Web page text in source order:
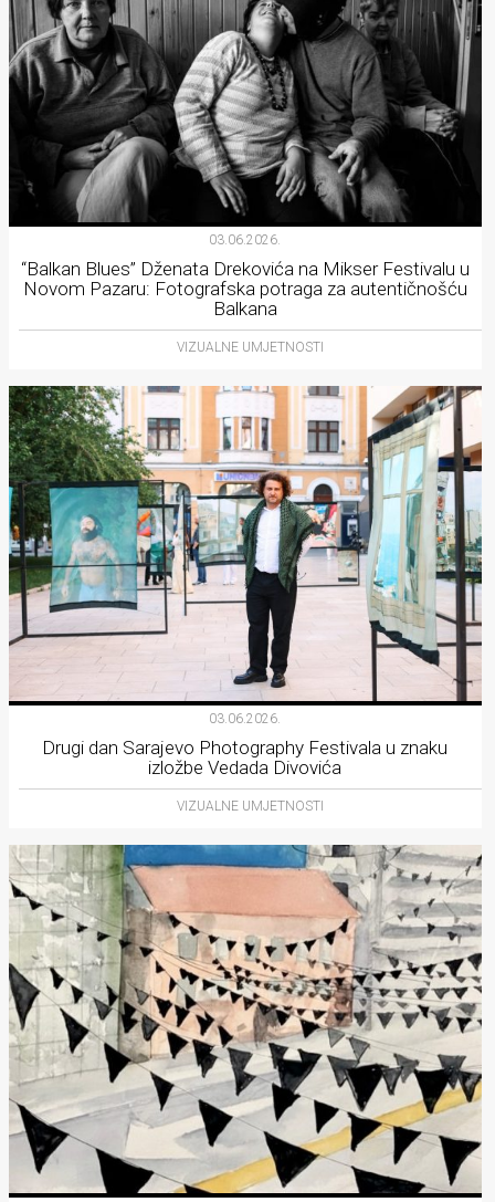
03.06.2026.
“Balkan Blues” Dženata Drekovića na Mikser Festivalu u
Novom Pazaru: Fotografska potraga za autentičnošću
Balkana
VIZUALNE UMJETNOSTI
03.06.2026.
Drugi dan Sarajevo Photography Festivala u znaku
izložbe Vedada Divovića
VIZUALNE UMJETNOSTI